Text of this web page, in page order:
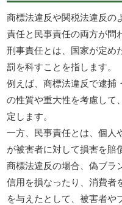
商標法違反や関税法違反の
責任と民事責任の両方が問
刑事責任とは、国家が定め
罰を科すことを指します。
例えば、商標法違反で逮捕
の性質や重大性を考慮して
定します。
一方、民事責任とは、個人
が被害者に対して損害を賠
商標法違反の場合、偽ブラ
信用を損なったり、消費者
を与えたとして、被害者や